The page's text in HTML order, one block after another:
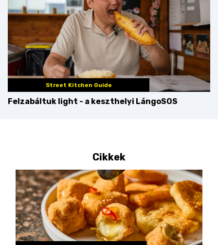
Street Kitchen Guide
Felzabáltuk light - a keszthelyi LángoSOS
Cikkek